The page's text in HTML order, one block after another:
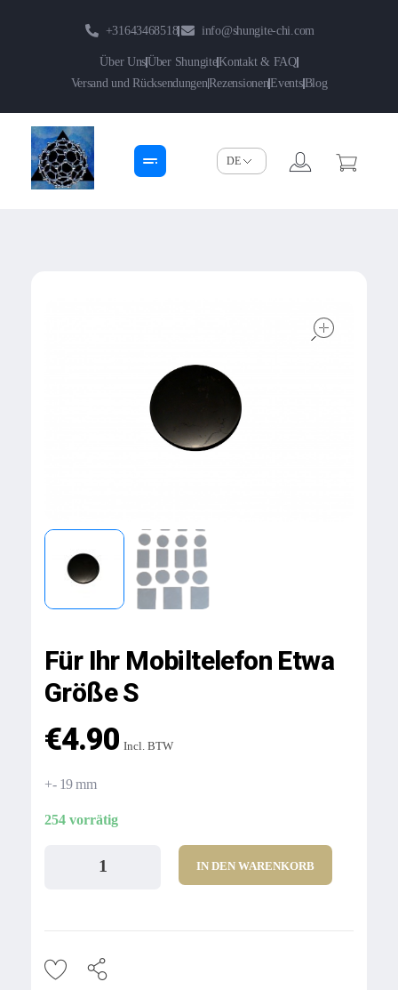
+31643468518 info@shungite-chi.com
Über UnsÜber ShungiteKontakt & FAQ
Versand und RücksendungenRezensionenEventsBlog
Für Ihr Mobiltelefon Etwa
Größe S
€4.90 Incl. BTW
+- 19 mm
254 vorrätig
IN DEN WARENKORB